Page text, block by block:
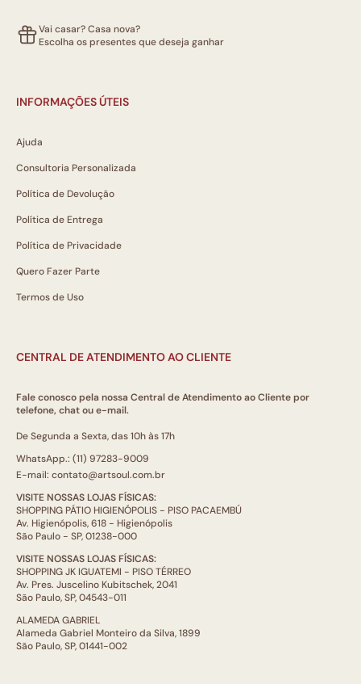
Vai casar? Casa nova?
Escolha os presentes que deseja ganhar
INFORMAÇÕES ÚTEIS
Ajuda
Consultoria Personalizada
Política de Devolução
Política de Entrega
Política de Privacidade
Quero Fazer Parte
Termos de Uso
CENTRAL DE ATENDIMENTO AO CLIENTE
Fale conosco pela nossa Central de Atendimento ao Cliente por
telefone, chat ou e-mail.
De Segunda a Sexta, das 10h às 17h
WhatsApp.: (11) 97283-9009
E-mail: contato@artsoul.com.br
VISITE NOSSAS LOJAS FÍSICAS:
SHOPPING PÁTIO HIGIENÓPOLIS - PISO PACAEMBÚ
Av. Higienópolis, 618 - Higienópolis
São Paulo - SP, 01238-000
VISITE NOSSAS LOJAS FÍSICAS:
SHOPPING JK IGUATEMI - PISO TÉRREO
Av. Pres. Juscelino Kubitschek, 2041
São Paulo, SP, 04543-011
ALAMEDA GABRIEL
Alameda Gabriel Monteiro da Silva, 1899
São Paulo, SP, 01441-002